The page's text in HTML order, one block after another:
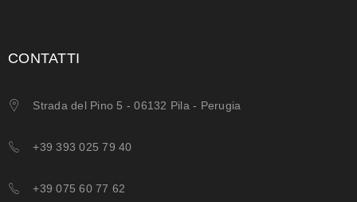
CONTATTI
Strada del Pino 5 - 06132 Pila - Perugia
+39 393 025 79 40
+39 075 60 77 62